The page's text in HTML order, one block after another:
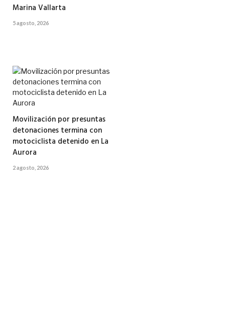
Marina Vallarta
5 agosto, 2026
Movilización por presuntas
detonaciones termina con
motociclista detenido en La
Aurora
2 agosto, 2026